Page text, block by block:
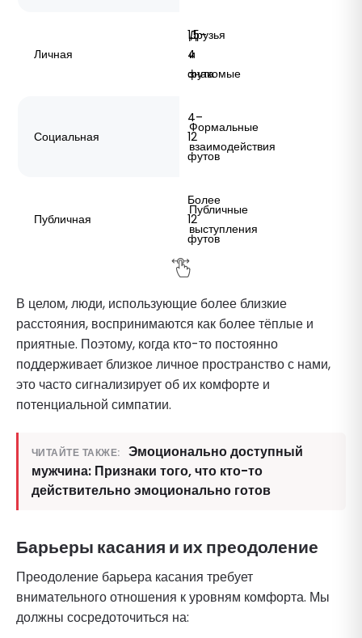
Личная
1,5–
4
фута
Друзья
и
знакомые
Социальная
4–
12
футов
Формальные
взаимодействия
Публичная
Более
12
футов
Публичные
выступления
В целом, люди, использующие более близкие
расстояния, воспринимаются как более тёплые и
приятные. Поэтому, когда кто-то постоянно
поддерживает близкое личное пространство с нами,
это часто сигнализирует об их комфорте и
потенциальной симпатии.
ЧИТАЙТЕ ТАКЖЕ:
Эмоционально доступный
мужчина: Признаки того, что кто-то
действительно эмоционально готов
Барьеры касания и их преодоление
Преодоление барьера касания требует
внимательного отношения к уровням комфорта. Мы
должны сосредоточиться на: